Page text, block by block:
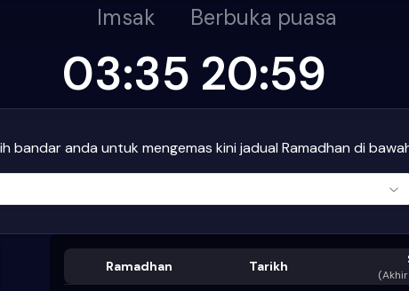
Imsak
03:35
Berbuka puasa
20:59
bandar anda untuk mengemas kini jadual Ramadhan di
Ramadhan Tarikh
(